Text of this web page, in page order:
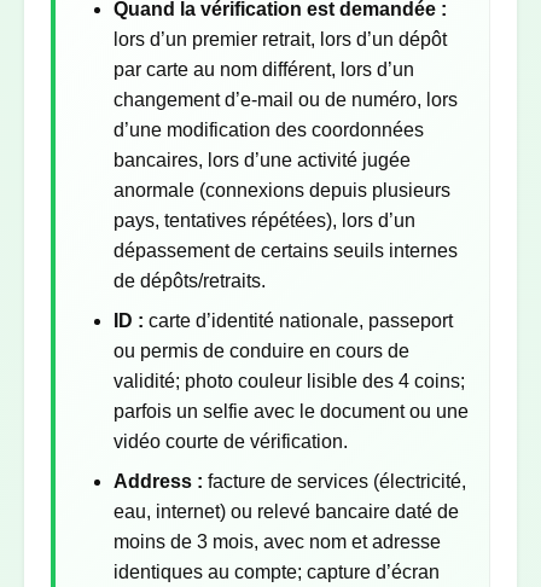
Quand la vérification est demandée :
lors d’un premier retrait, lors d’un dépôt
par carte au nom différent, lors d’un
changement d’e-mail ou de numéro, lors
d’une modification des coordonnées
bancaires, lors d’une activité jugée
anormale (connexions depuis plusieurs
pays, tentatives répétées), lors d’un
dépassement de certains seuils internes
de dépôts/retraits.
ID : carte d’identité nationale, passeport
ou permis de conduire en cours de
validité; photo couleur lisible des 4 coins;
parfois un selfie avec le document ou une
vidéo courte de vérification.
Address : facture de services (électricité,
eau, internet) ou relevé bancaire daté de
moins de 3 mois, avec nom et adresse
identiques au compte; capture d’écran